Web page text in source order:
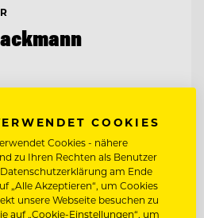
MIT BEREITSCHAFT
COOKIES
Cookies - nähere
zu Ihren Rechten als Benutzer
am Ende
„Alle Akzeptieren“, um Cookies
unsere Webseite besuchen zu
auf „Cookie-Einstellungen“, um